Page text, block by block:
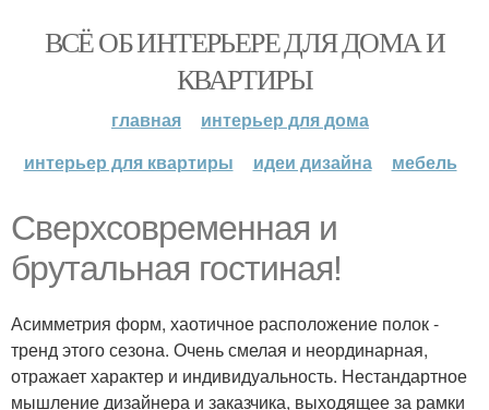
ВСЁ ОБ ИНТЕРЬЕРЕ ДЛЯ ДОМА И
КВАРТИРЫ
главная
интерьер для дома
интерьер для квартиры
идеи дизайна мебель
Сверхсовременная и
брутальная гостиная!
Асимметрия форм, хаотичное расположение полок -
тренд этого сезона. Очень смелая и неординарная,
отражает характер и индивидуальность. Нестандартное
мышление дизайнера и заказчика, выходящее за рамки